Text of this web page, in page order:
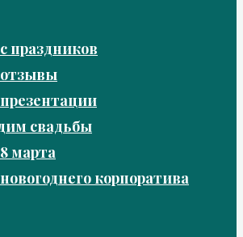
праздников
свадьбы
марта
корпоратива